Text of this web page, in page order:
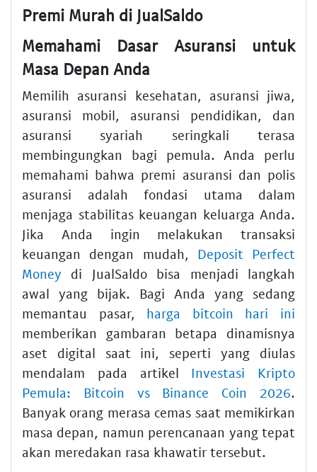
Premi Murah di JualSaldo
Memahami Dasar Asuransi untuk
Masa Depan Anda
Memilih asuransi kesehatan, asuransi jiwa,
asuransi mobil, asuransi pendidikan, dan
asuransi syariah seringkali terasa
membingungkan bagi pemula. Anda perlu
memahami bahwa premi asuransi dan polis
asuransi adalah fondasi utama dalam
menjaga stabilitas keuangan keluarga Anda.
Jika Anda ingin melakukan transaksi
keuangan dengan mudah, Deposit Perfect
Money di JualSaldo bisa menjadi langkah
awal yang bijak. Bagi Anda yang sedang
memantau pasar, harga bitcoin hari ini
memberikan gambaran betapa dinamisnya
aset digital saat ini, seperti yang diulas
mendalam pada artikel Investasi Kripto
Pemula: Bitcoin vs Binance Coin 2026.
Banyak orang merasa cemas saat memikirkan
masa depan, namun perencanaan yang tepat
akan meredakan rasa khawatir tersebut.